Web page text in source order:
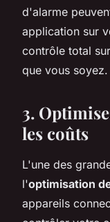
d'alarme
application sur
contrôle total
que vous soyez.
3.
les coûts
L'une des
l'optimisation
appareils